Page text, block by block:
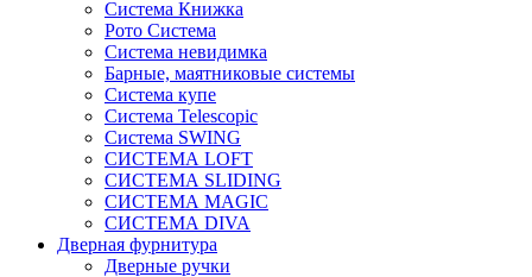
Система Книжка
Рото Система
Система невидимка
Барные, маятниковые системы
Система купе
Система Telescopic
Система SWING
СИСТЕМА LOFT
СИСТЕМА SLIDING
СИСТЕМА MAGIC
СИСТЕМА DIVA
Дверная фурнитура
Дверные ручки